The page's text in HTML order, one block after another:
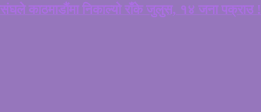
काठमाडाैंमा निकाल्यो राँके जुलुस, १४ जना पक्राउ !